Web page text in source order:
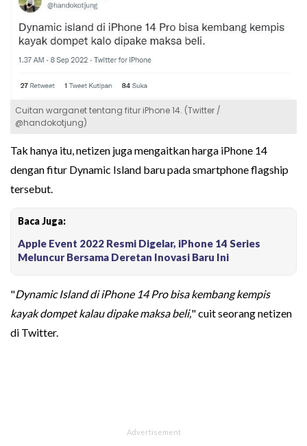
Cuitan warganet tentang fitur iPhone 14. (Twitter /
@handokotjung)
Tak hanya itu, netizen juga mengaitkan harga iPhone 14
dengan fitur Dynamic Island baru pada smartphone flagship
tersebut.
Baca Juga:
Apple Event 2022 Resmi Digelar, iPhone 14 Series
Meluncur Bersama Deretan Inovasi Baru Ini
"Dynamic Island di iPhone 14 Pro bisa kembang kempis
kayak dompet kalau dipake maksa beli," cuit seorang netizen
di Twitter.